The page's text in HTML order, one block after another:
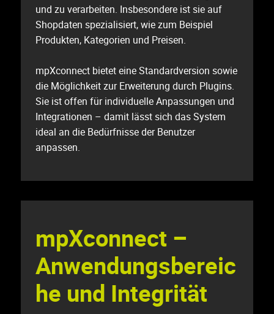
und zu verarbeiten. Insbesondere ist sie auf
Shopdaten spezialisiert, wie zum Beispiel
Produkten, Kategorien und Preisen.
mpXconnect bietet eine Standardversion sowie
die Möglichkeit zur Erweiterung durch Plugins.
Sie ist offen für individuelle Anpassungen und
Integrationen – damit lässt sich das System
ideal an die Bedürfnisse der Benutzer
anpassen.
mpXconnect –
Anwendungsbereic
he und Integrität